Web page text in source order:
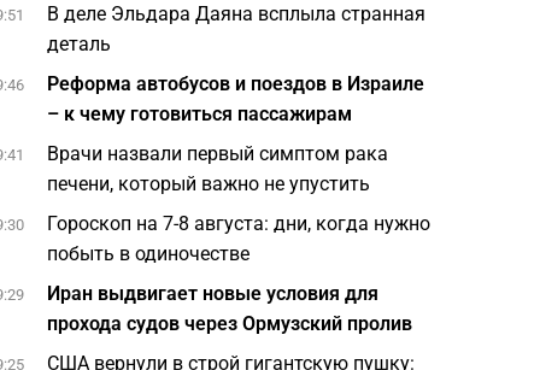
В деле Эльдара Даяна всплыла странная
деталь
Реформа автобусов и поездов в Израиле
– к чему готовиться пассажирам
Врачи назвали первый симптом рака
печени, который важно не упустить
Гороскоп на 7-8 августа: дни, когда нужно
побыть в одиночестве
Иран выдвигает новые условия для
прохода судов через Ормузский пролив
США вернули в строй гигантскую пушку: